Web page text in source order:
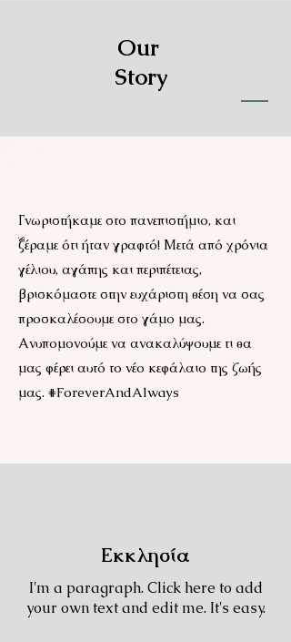
Our
Story
Γνωριστήκαμε στο πανεπιστήμιο, και
ξέραμε ότι ήταν γραφτό! Μετά από χρόνια
γέλιου, αγάπης και περιπέτειας,
βρισκόμαστε στην ευχάριστη θέση να σας
προσκαλέσουμε στο γάμο μας.
Ανυπομονούμε να ανακαλύψουμε τι θα
μας φέρει αυτό το νέο κεφάλαιο της ζωής
μας. #ForeverAndAlways
Εκκλησία
I'm a paragraph. Click here to add
your own text and edit me. It's easy.